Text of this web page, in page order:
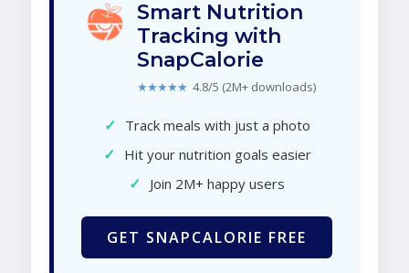
Smart Nutrition
Tracking with
SnapCalorie
★★★★★ 4.8/5 (2M+ downloads)
✓ Track meals with just a photo
✓ Hit your nutrition goals easier
✓ Join 2M+ happy users
GET SNAPCALORIE FREE